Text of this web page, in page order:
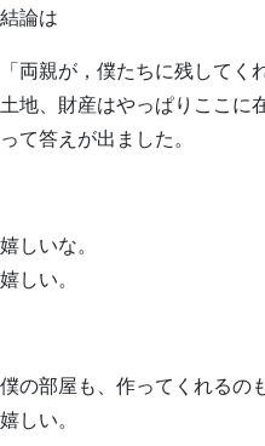
結論は
「両親が，僕たちに残してく
土地、財産はやっぱりここに
って答えが出ました。
嬉しいな。
嬉しい。
僕の部屋も、作ってくれるの
嬉しい。